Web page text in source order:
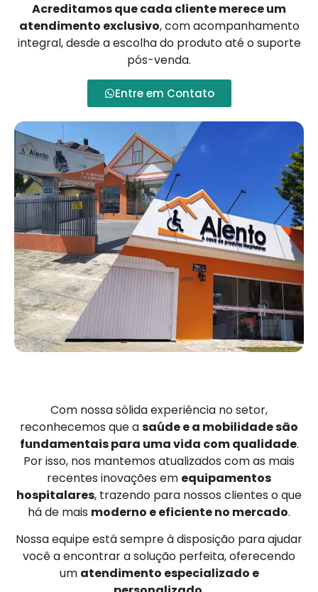
Acreditamos que cada cliente merece um
atendimento exclusivo, com acompanhamento
integral, desde a escolha do produto até o suporte
pós-venda.
Entre em Contato
Com nossa sólida experiência no setor,
reconhecemos que asaúde e a mobilidade são
fundamentais para uma vida com qualidade.
Por isso, nos mantemos atualizados com as mais
recentes inovações em equipamentos
hospitalares, trazendo para nossos clientes o que
há de mais moderno e eficiente no mercado.
Nossa equipe está sempre à disposição para ajudar
você a encontrar a solução perfeita, oferecendo
um atendimento especializado e